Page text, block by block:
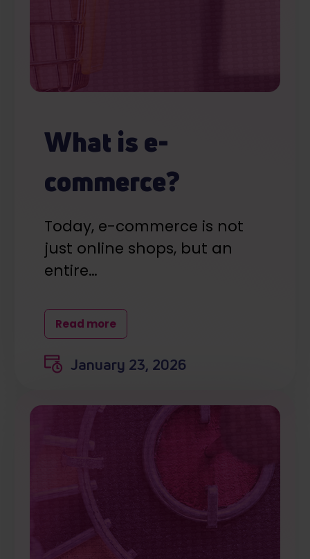
What is e-
commerce?
Today, e-commerce is not
just online shops, but an
entire…
Read more
January 23, 2026